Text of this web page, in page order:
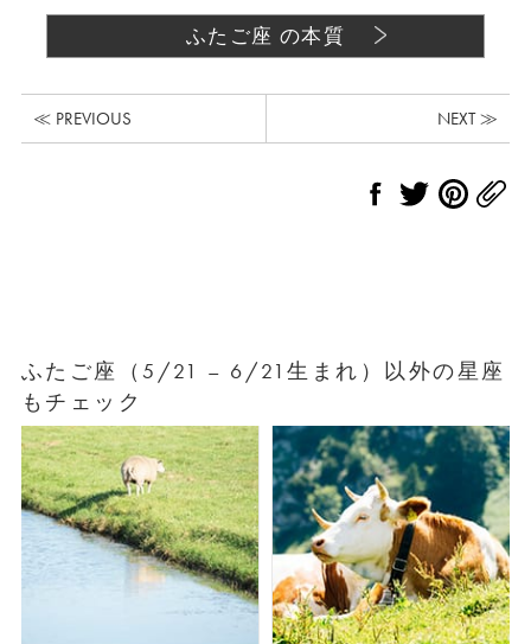
ふたご座 の本質
≪ PREVIOUS NEXT ≫
ふたご座（5/21 – 6/21生まれ）以外の星座
もチェック